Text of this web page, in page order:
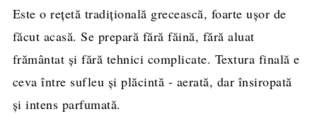
Este o rețetă tradițională grecească, foarte ușor de
făcut acasă. Se prepară fără făină, fără aluat
frământat și fără tehnici complicate. Textura finală e
ceva între sufleu și plăcintă - aerată, dar însiropată
și intens parfumată.